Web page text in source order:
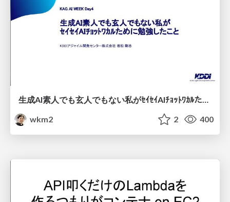
生成AI素人でも玄人でもない私がｾｲｾｲAIﾁｮｯﾄﾜｶﾙために勉強したこと
wkm2
2 400